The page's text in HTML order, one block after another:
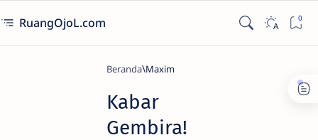
RuangOjoL.com
Beranda Maxim
Kabar
Gembira!